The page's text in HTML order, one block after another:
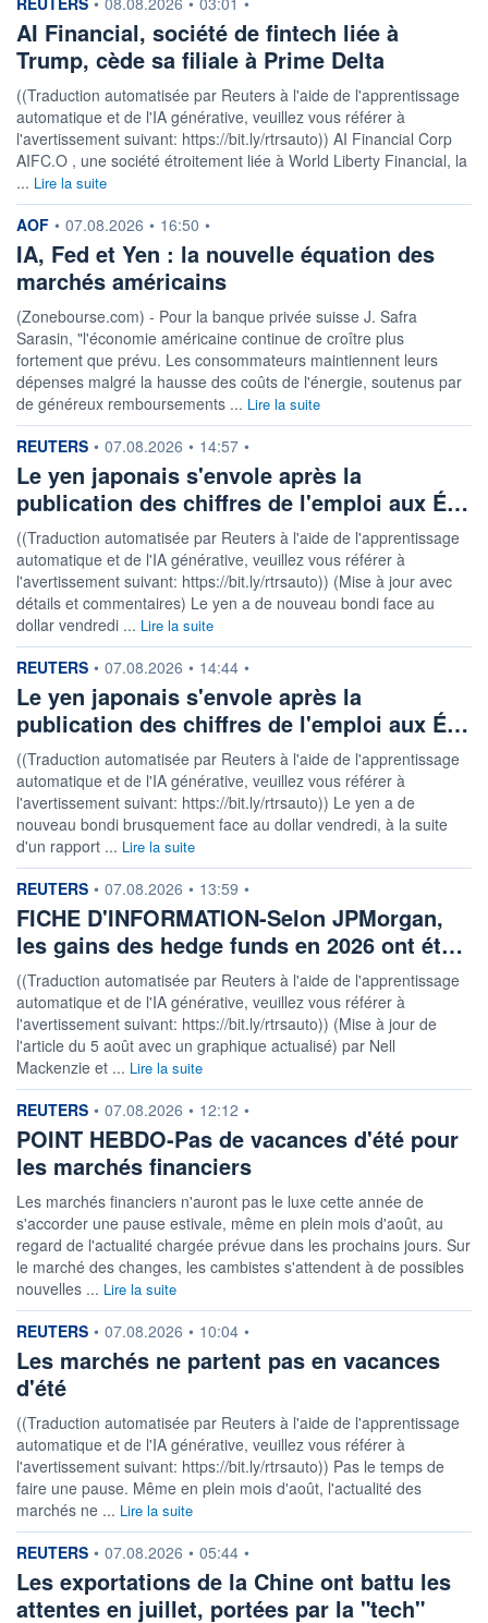
+ PORTEFEUILLE
AI Financial, société de fintech liée à
Trump, cède sa filiale à Prime Delta
((Traduction automatisée par Reuters à l'aide de l'apprentissage
automatique et de l'IA générative, veuillez vous référer à
l'avertissement suivant: https://bit.ly/rtrsauto)) AI Financial Corp
AIFC.O , une société étroitement liée à World Liberty Financial, la
... Lire la suite
information fournie par
AOF • 07.08.2026 • 16:50 •
IA, Fed et Yen : la nouvelle équation des
marchés américains
(Zonebourse.com) - Pour la banque privée suisse J. Safra
Sarasin, "l'économie américaine continue de croître plus
fortement que prévu. Les consommateurs maintiennent leurs
dépenses malgré la hausse des coûts de l'énergie, soutenus par
de généreux remboursements ... Lire la suite
information fournie par
REUTERS • 07.08.2026 • 14:57 •
Le yen japonais s'envole après la
publication des chiffres de l'emploi aux É…
((Traduction automatisée par Reuters à l'aide de l'apprentissage
automatique et de l'IA générative, veuillez vous référer à
l'avertissement suivant: https://bit.ly/rtrsauto)) (Mise à jour avec
détails et commentaires) Le yen a de nouveau bondi face au
dollar vendredi ... Lire la suite
information fournie par
REUTERS • 07.08.2026 • 14:44 •
Le yen japonais s'envole après la
publication des chiffres de l'emploi aux É…
((Traduction automatisée par Reuters à l'aide de l'apprentissage
automatique et de l'IA générative, veuillez vous référer à
l'avertissement suivant: https://bit.ly/rtrsauto)) Le yen a de
nouveau bondi brusquement face au dollar vendredi, à la suite
d'un rapport ... Lire la suite
information fournie par
REUTERS • 07.08.2026 • 13:59 •
FICHE D'INFORMATION-Selon JPMorgan,
les gains des hedge funds en 2026 ont ét…
((Traduction automatisée par Reuters à l'aide de l'apprentissage
automatique et de l'IA générative, veuillez vous référer à
l'avertissement suivant: https://bit.ly/rtrsauto)) (Mise à jour de
l'article du 5 août avec un graphique actualisé) par Nell
Mackenzie et ... Lire la suite
information fournie par
REUTERS • 07.08.2026 • 12:12 •
POINT HEBDO-Pas de vacances d'été pour
les marchés financiers
Les marchés financiers n'auront pas le luxe cette année de
s'accorder une pause estivale, même en plein mois d'août, au
regard de l'actualité chargée prévue dans les prochains jours. Sur
le marché des changes, les cambistes s'attendent à de possibles
nouvelles ... Lire la suite
information fournie par
REUTERS • 07.08.2026 • 10:04 •
Les marchés ne partent pas en vacances
d'été
((Traduction automatisée par Reuters à l'aide de l'apprentissage
automatique et de l'IA générative, veuillez vous référer à
l'avertissement suivant: https://bit.ly/rtrsauto)) Pas le temps de
faire une pause. Même en plein mois d'août, l'actualité des
marchés ne ... Lire la suite
information fournie par
REUTERS • 07.08.2026 • 05:44 •
Les exportations de la Chine ont battu les
attentes en juillet, portées par la "tech"